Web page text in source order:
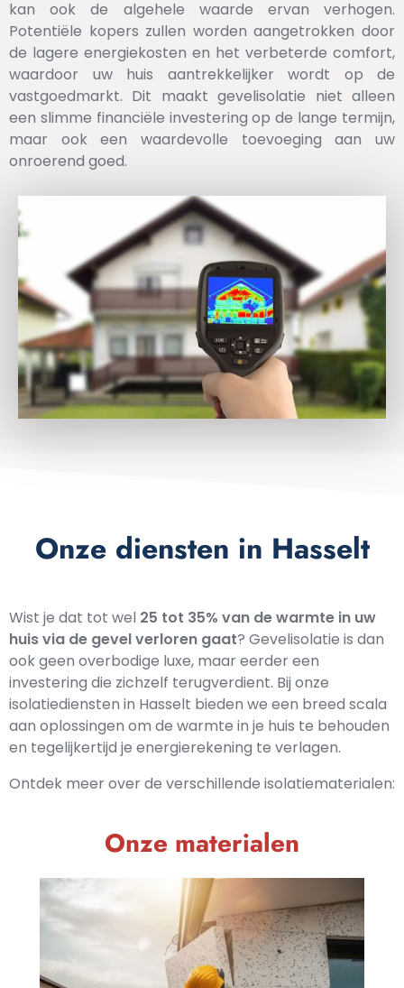
kan ook de algehele waarde ervan verhogen.
Potentiële kopers zullen worden aangetrokken door
de lagere energiekosten en het verbeterde comfort,
waardoor uw huis aantrekkelijker wordt op de
vastgoedmarkt. Dit maakt gevelisolatie niet alleen
een slimme financiële investering op de lange termijn,
maar ook een waardevolle toevoeging aan uw
onroerend goed.
Onze diensten in Hasselt
Wist je dat tot wel 25 tot 35% van de warmte in uw
huis via de gevel verloren gaat? Gevelisolatie is dan
ook geen overbodige luxe, maar eerder een
investering die zichzelf terugverdient. Bij onze
isolatiediensten in Hasselt bieden we een breed scala
aan oplossingen om de warmte in je huis te behouden
en tegelijkertijd je energierekening te verlagen.
Ontdek meer over de verschillende isolatiematerialen:
Onze materialen